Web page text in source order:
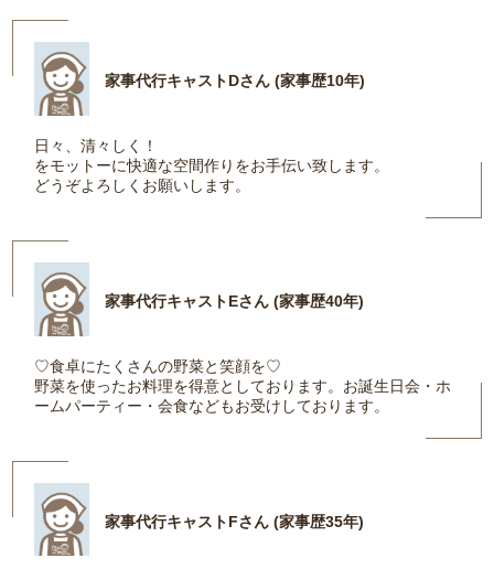
家事代行キャストDさん (家事歴10年)
日々、清々しく！
をモットーに快適な空間作りをお手伝い致します。
どうぞよろしくお願いします。
家事代行キャストEさん (家事歴40年)
♡食卓にたくさんの野菜と笑顔を♡
野菜を使ったお料理を得意としております。お誕生日会・ホ
ームパーティー・会食などもお受けしております。
家事代行キャストFさん (家事歴35年)